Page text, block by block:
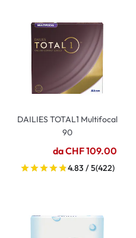
DAILIES TOTAL1 Multifocal
90
da CHF 109.00
4.83 / 5(422)